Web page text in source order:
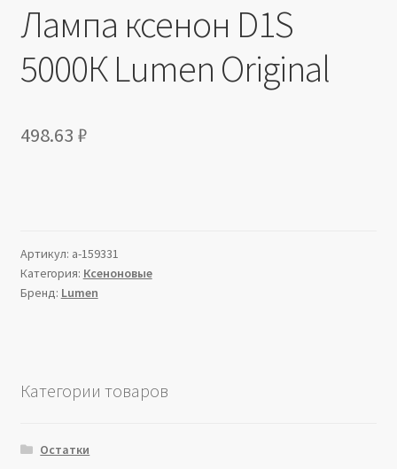
Лампа ксенон D1S
5000К Lumen Original
498.63 ₽
Артикул: a-159331
Категория: Ксеноновые
Бренд: Lumen
Категории товаров
Остатки